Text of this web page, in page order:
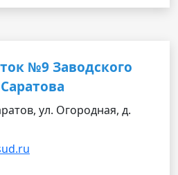
№9 Заводского
ул. Огородная, д.